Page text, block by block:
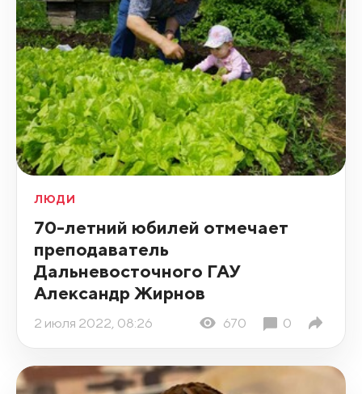
ЛЮДИ
70-летний юбилей отмечает
преподаватель
Дальневосточного ГАУ
Александр Жирнов
2 июля 2022, 08:26 670 0